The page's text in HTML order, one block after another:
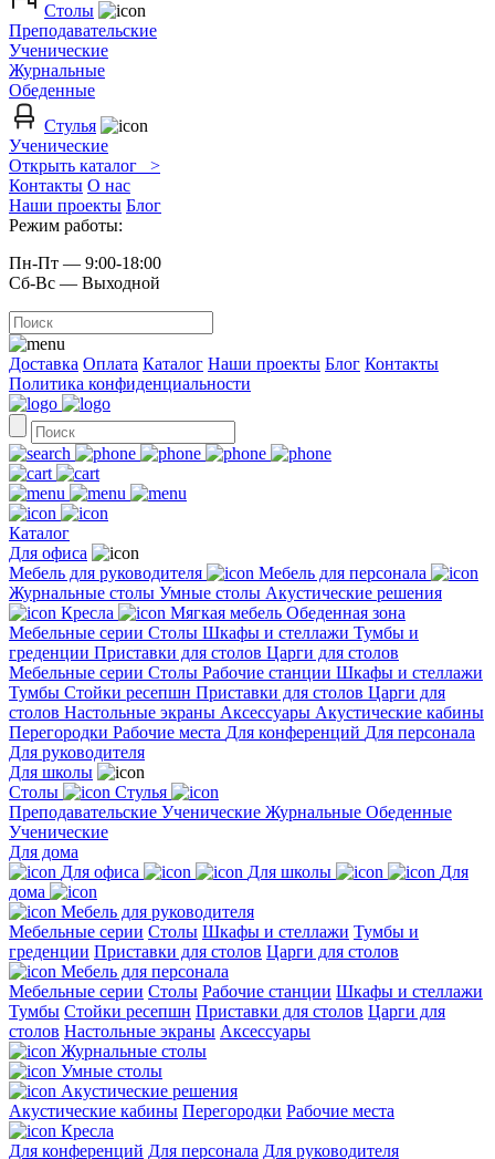
Столы
Преподавательские
Ученические
Журнальные
Обеденные
Стулья
Ученические
Открыть каталог >
Контакты О нас
Наши проекты Блог
Режим работы:
Пн-Пт — 9:00-18:00
Сб-Вс — Выходной
Доставка Оплата Каталог Наши проекты Блог Контакты
Политика конфиденциальности
Каталог
Для офиса
Мебель для руководителя
Мебель для персонала
Журнальные столы Умные столы Акустические решения
Кресла
Мягкая мебель Обеденная зона
Мебельные серии Столы Шкафы и стеллажи Тумбы и
греденции Приставки для столов Царги для столов
Мебельные серии Столы Рабочие станции Шкафы и стеллажи
Тумбы Стойки ресепшн Приставки для столов Царги для
столов Настольные экраны Аксессуары Акустические кабины
Перегородки Рабочие места Для конференций Для персонала
Для руководителя
Для школы
Столы
Стулья
Преподавательские Ученические Журнальные Обеденные
Ученические
Для дома
Для офиса
Для школы
Для
дома
Мебель для руководителя
Мебельные серии Столы Шкафы и стеллажи Тумбы и
греденции Приставки для столов Царги для столов
Мебель для персонала
Мебельные серии Столы Рабочие станции Шкафы и стеллажи
Тумбы Стойки ресепшн Приставки для столов Царги для
столов Настольные экраны Аксессуары
Журнальные столы
Умные столы
Акустические решения
Акустические кабины Перегородки Рабочие места
Кресла
Для конференций Для персонала Для руководителя